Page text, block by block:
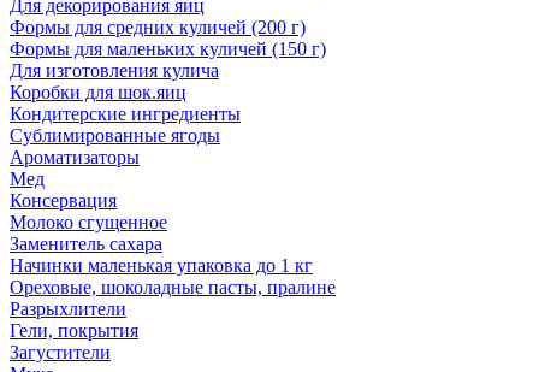
Для декорирования яиц
Формы для средних куличей (200 г)
Формы для маленьких куличей (150 г)
Для изготовления кулича
Коробки для шок.яиц
Кондитерские ингредиенты
Сублимированные ягоды
Ароматизаторы
Мед
Консервация
Молоко сгущенное
Заменитель сахара
Начинки маленькая упаковка до 1 кг
Ореховые, шоколадные пасты, пралине
Разрыхлители
Гели, покрытия
Загустители